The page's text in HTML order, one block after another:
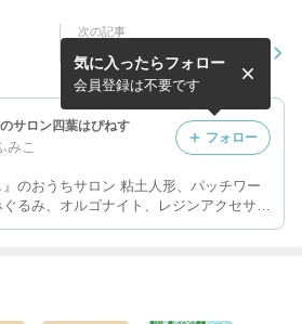
次の記事
サロン四葉はぴねす
みこ
のおうちサロン 粘土人形、パッチワー
るみ、オルゴナイト、レジンアクセサリ
気に入ったらフォロー
会員登録は不要です
フォロー